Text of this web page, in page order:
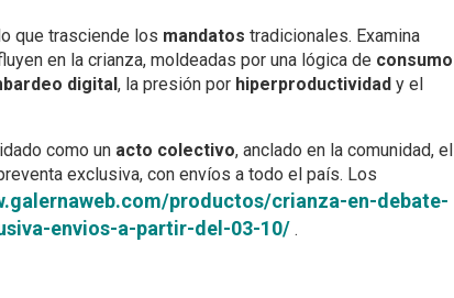
que trasciende los mandatos tradicionales. Examina
en la crianza, moldeadas por una lógica de consumo
digital, la presión por hiperproductividad y el
como un acto colectivo, anclado en la comunidad, el
exclusiva, con envíos a todo el país. Los
productos/crianza-en-debate-
envios-a-partir-del-03-10/ .